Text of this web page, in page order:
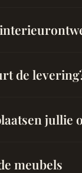
de
jullie
meubels